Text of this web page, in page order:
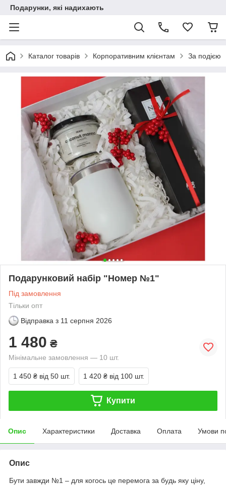
Подарунки, які надихають
Каталог товарів Корпоративним клієнтам За подією
Подарунковий набір "Номер №1"
Під замовлення
Тільки опт
Відправка з 11 серпня 2026
1 480 ₴
Мінімальне замовлення — 10 шт.
1 450 ₴ від 50 шт. 1 420 ₴ від 100 шт.
Купити
Опис Характеристики Доставка Оплата Умови
Опис
Бути завжди №1 – для когось це перемога за будь яку ціну,